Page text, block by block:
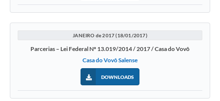
JANEIRO de 2017 (18/01/2017)
Parcerias – Lei Federal Nº 13.019/2014 / 2017 / Casa do Vovô
Casa do Vovô Salense
DOWNLOADS